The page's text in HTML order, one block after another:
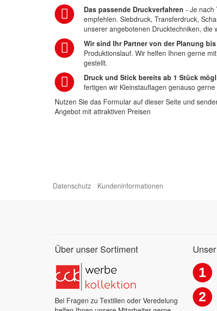
Das passende Druckverfahren - Je nach
empfehlen. Siebdruck, Transferdruck,
unserer angebotenen Drucktechniken,
Wir sind Ihr Partner von der Planung
Produktionslauf. Wir helfen Ihnen gerne
gestellt.
Druck und Stick bereits ab 1 Stück
fertigen wir Kleinstauflagen genauso
Nutzen Sie das Formular auf dieser Seite und
Angebot mit attraktiven Preisen
Datenschutz Kundeninformationen
Über unser Sortiment
Bei Fragen zu Textilien oder Veredelung
1
2